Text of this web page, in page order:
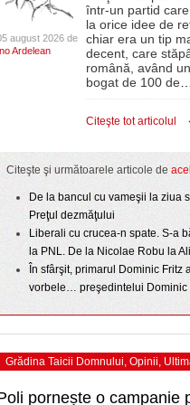
şi
în
- 3 August 2026
cu o victorie
- 25 July 2026
o echipă de
La Muzeul Apei are loc expoziția
curgerii. Între transparență și
- 3 August 2026
View all
august 2026 de
Ardelean
într-un partid
la orice idee de
chiar era un tip
decent, care
română, având
bogat de 100 de
Citeşte tot articolul
Citeşte şi următoarele articole de
De la bancul cu vameşii la ziua
Preţul dezmăţului
Liberali cu crucea-n spate. S-a
la PNL. De la Nicolae Robu la
În sfârşit, primarul Dominic Fritz
vorbele… preşedintelui Dominic
Grădina Taicii Domnului, Opinii,
pornește o campanie